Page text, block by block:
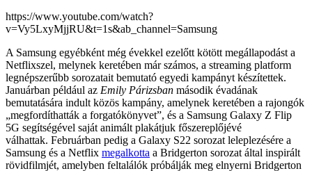
https://www.youtube.com/watch?
v=Vy5LxyMjjRU&t=1s&ab_channel=Samsung
A Samsung egyébként még évekkel ezelőtt kötött megállapodást a
Netflixszel, melynek keretében már számos, a streaming platform
legnépszerűbb sorozatait bemutató egyedi kampányt készítettek.
Januárban például az Emily Párizsban második évadának
bemutatására indult közös kampány, amelynek keretében a rajongók
„megfordíthatták a forgatókönyvet”, és a Samsung Galaxy Z Flip
5G segítségével saját animált plakátjuk főszereplőjévé
válhattak. Februárban pedig a Galaxy S22 sorozat leleplezésére a
Samsung és a Netflix megalkotta a Bridgerton sorozat által inspirált
rövidfilmjét, amelyben feltalálók próbálják meg elnyerni Bridgerton